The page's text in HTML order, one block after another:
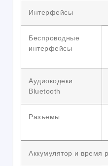
Интерфейсы
Беспроводные
интерфейсы
Аудиокодеки
Bluetooth
Разъемы
Аккумулятор и время